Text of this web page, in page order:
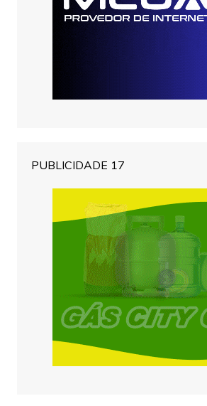
PUBLICIDADE 17